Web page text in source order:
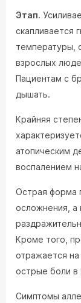
Этап.
скапливается
температуры,
взрослых
Пациентам с
дышать.
Крайняя
атопическим
воспалением
Острая форма
осложнения, а
Кроме того,
отражается
острые боли в
Симптомы